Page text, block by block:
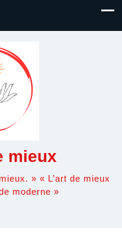
mieux
» « L’art de mieux
moderne »